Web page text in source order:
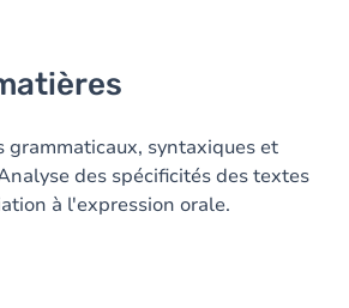
grammaticaux, syntaxiques et
des spécificités des textes
à l'expression orale.